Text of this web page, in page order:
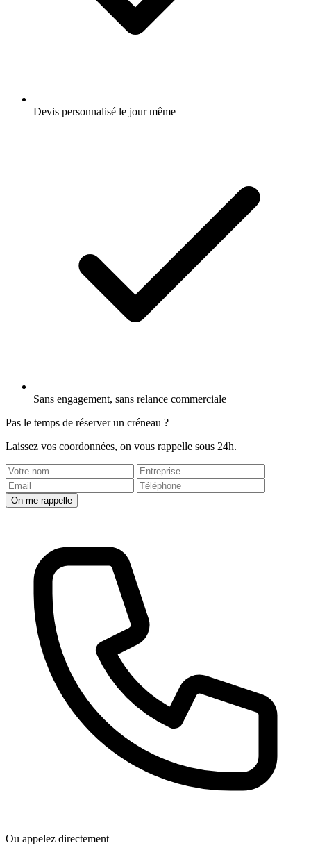
Devis personnalisé le jour même
Sans engagement, sans relance commerciale
Pas le temps de réserver un créneau ?
Laissez vos coordonnées, on vous rappelle sous 24h.
On me rappelle
Ou appelez directement